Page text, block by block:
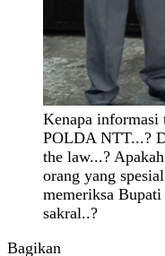
Kenapa informasi
POLDA NTT...?
the law...?
orang yang
memeriksa
sakral..?
Bagikan